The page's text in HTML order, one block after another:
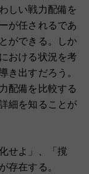
しい戦力配備を
が任されるであ
ができる。しか
おける状況を考
き出すだろう。
配備を比較する
細を知ることが
せよ」、「撹
存在する。